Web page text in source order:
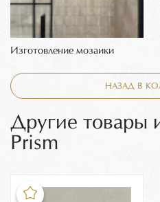
Изготовление мозаики
НАЗАД В
Другие товары
Prism